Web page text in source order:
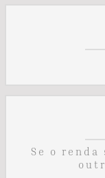
Se o renda